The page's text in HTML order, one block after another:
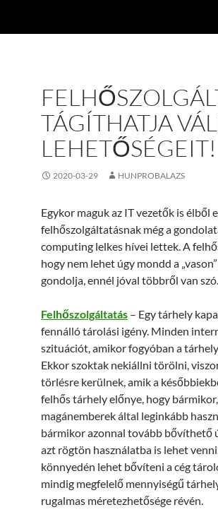
TÁGÍTHATJA
LEHETŐSÉGEIT!
2020-03-29 HUNPROBALAZS
Egykor maguk az IT vezetők is élből
felhőszolgáltatásnak még a
computing lelkes hívei lettek. A
hogy nem lehet úgy mondd a
gondolja, ennél jóval többről van szó.
Felhőszolgáltatás – Egy tárhely
fennálló tárolási igény. Minden
szituációt, amikor fogyóban a
Ekkor szoktak nekiállni törölni,
törlésre kerülnek, amik a
felhős tárhely előnye, hogy
magánemberek által leginkább
bármikor azonnal tovább bővíthető
azt rögtön használatba is lehet
könnyedén lehet bővíteni a cég
mindig megfelelő mennyiségű
rugalmas méretezhetősége révén.